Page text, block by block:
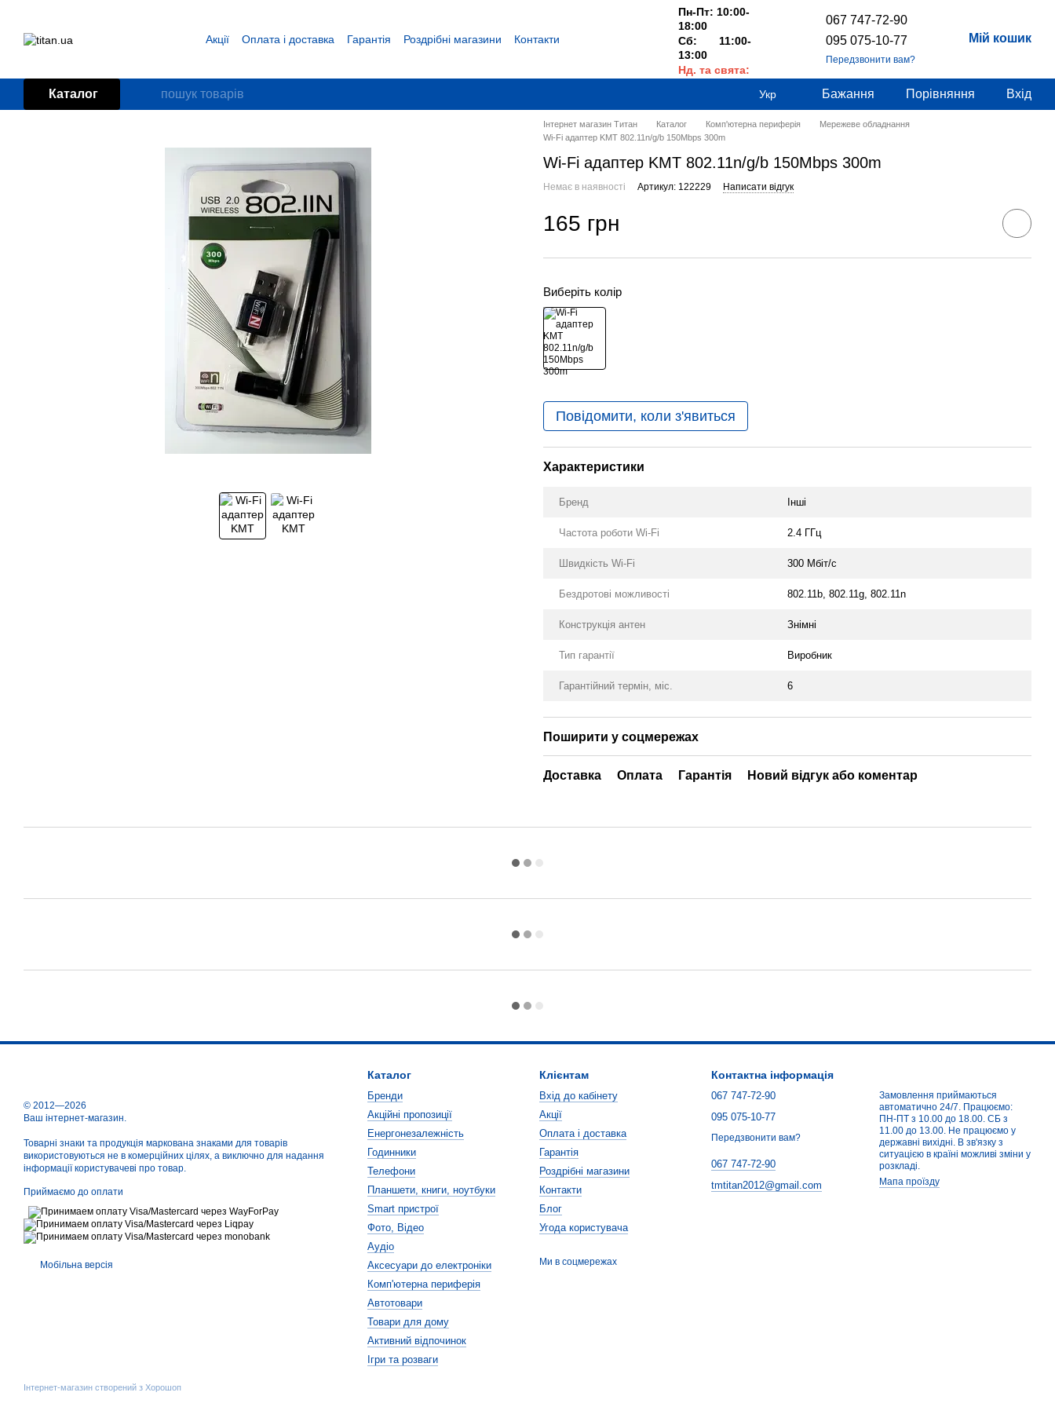
Акції Оплата і доставка Гарантія Роздрібні магазини
Контакти
Пн-Пт: 10:00-
18:00
Сб: 11:00-
13:00
Нд. та свята:
067 747-72-90
095 075-10-77
Передзвонити вам?
Мій кошик
Каталог Укр Бажання Порівняння Вхід
Інтернет магазин Титан Каталог Комп'ютерна периферія
Мережеве обладнання
Wi-Fi адаптер KMT 802.11n/g/b 150Mbps 300m
Wi-Fi адаптер KMT 802.11n/g/b 150Mbps 300m
Немає в наявності Артикул: 122229 Написати відгук
165 грн
Виберіть колір
Повідомити, коли з'явиться
Характеристики
Бренд Інші
Частота роботи Wi-Fi 2.4 ГГц
Швидкість Wi-Fi 300 Мбіт/с
Бездротові можливості 802.11b, 802.11g, 802.11n
Конструкція антен Знімні
Тип гарантії Виробник
Гарантійний термін, міс. 6
Поширити у соцмережах
Доставка Оплата Гарантія Новий відгук або коментар
© 2012—2026
Ваш інтернет-магазин.
Товарні знаки та продукція маркована знаками для товарів
використовуються не в комерційних цілях, а виключно для надання
інформації користувачеві про товар.
Приймаємо до оплати
Мобільна версія
Інтернет-магазин створений з Хорошоп
Каталог
Бренди
Акційні пропозиції
Енергонезалежність
Годинники
Телефони
Планшети, книги, ноутбуки
Smart пристрої
Фото, Відео
Аудіо
Аксесуари до електроніки
Комп'ютерна периферія
Автотовари
Товари для дому
Активний відпочинок
Ігри та розваги
Клієнтам
Вхід до кабінету
Акції
Оплата і доставка
Гарантія
Роздрібні магазини
Контакти
Блог
Угода користувача
Ми в соцмережах
Контактна інформація
067 747-72-90
095 075-10-77
Передзвонити вам?
067 747-72-90
tmtitan2012@gmail.com
Замовлення приймаються
автоматично 24/7. Працюємо:
ПН-ПТ з 10.00 до 18.00. СБ з
11.00 до 13.00. Не працюємо у
державні вихідні. В зв'язку з
ситуацією в країні можливі зміни у
розкладі.
Мапа проїзду